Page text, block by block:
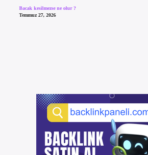
Bacak kesilmezse ne olur ?
Temmuz 27, 2026